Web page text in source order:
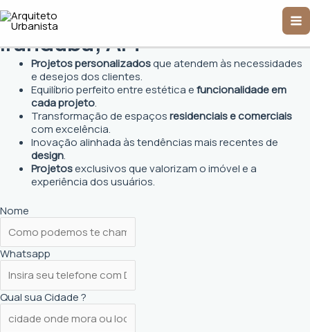
para
conteúdo
Arquiteto Urbanista em
Iranduba, AM
Projetos personalizadosque atendem às necessidades
e desejos dos clientes.
Equilíbrio perfeito entre estética efuncionalidade em
cada projeto.
Transformação de espaçosresidenciais e comerciais
com excelência.
Inovação alinhada às tendências mais recentes de
design.
Projetosexclusivos que valorizam o imóvel e a
experiência dos usuários.
Nome
Whatsapp
Qual sua Cidade ?